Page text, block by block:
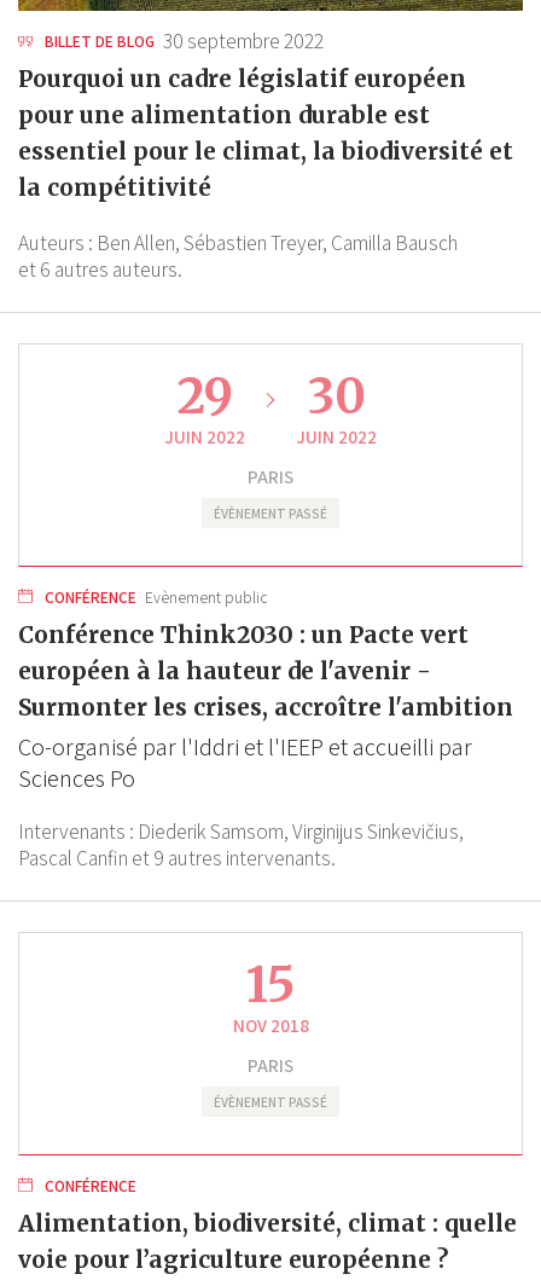
BILLET DE BLOG 30 septembre 2022
Pourquoi un cadre législatif européen
pour une alimentation durable est
essentiel pour le climat, la biodiversité et
la compétitivité
Auteurs : Ben Allen,Sébastien Treyer, Camilla Bausch
et 6 autres auteurs.
29
JUIN 2022
30
JUIN 2022
PARIS
ÉVÈNEMENT PASSÉ
CONFÉRENCE Evènement public
Conférence Think2030 : un Pacte vert
européen à la hauteur de l'avenir -
Surmonter les crises, accroître l'ambition
Co-organisé par l'Iddri et l'IEEP et accueilli par
Sciences Po
Intervenants : Diederik Samsom,Virginijus Sinkevičius,
Pascal Canfin et 9 autres intervenants.
15
NOV 2018
PARIS
ÉVÈNEMENT PASSÉ
CONFÉRENCE
Alimentation, biodiversité, climat : quelle
voie pour l’agriculture européenne ?